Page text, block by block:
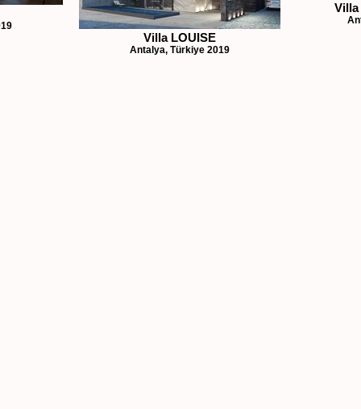
Villa LOUISE
Antalya, Türkiye 2019
Villa